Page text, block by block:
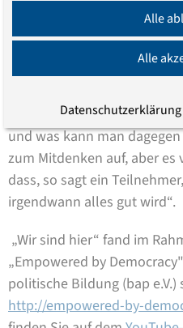
„Wir sind hier“ ist ein
und vielen Diskussionen.
Diskriminierung? Ist die
Sicherheitsmaßnahme?
und was kann man
zum Mitdenken auf, aber
dass, so sagt ein
irgendwann alles gut wird“.
„Wir sind hier“ fand im
„Empowered by
politische Bildung (bap
http://empowered-by-
Alle
Alle
Datenschutzerklärung